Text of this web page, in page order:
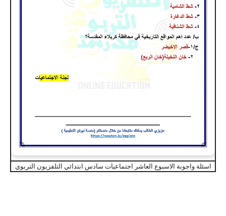
اسئلة واجوبة الاسبوع العاشر اجتماعيات سادس ابتدائي التلفزيون التربوي